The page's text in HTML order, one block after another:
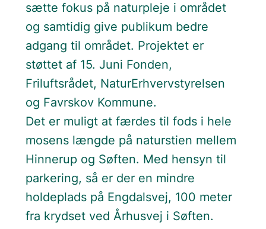
sætte fokus på naturpleje i området
og samtidig give publikum bedre
adgang til området. Projektet er
støttet af 15. Juni Fonden,
Friluftsrådet, NaturErhvervstyrelsen
og Favrskov Kommune.
Det er muligt at færdes til fods i hele
mosens længde på naturstien mellem
Hinnerup og Søften. Med hensyn til
parkering, så er der en mindre
holdeplads på Engdalsvej, 100 meter
fra krydset ved Århusvej i Søften.